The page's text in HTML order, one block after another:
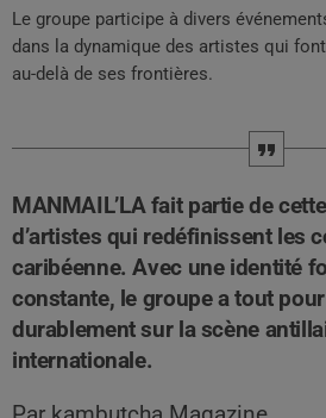
Le groupe participe à divers
dans la dynamique des artistes qui
au-delà de ses frontières.
MANMAIL’LA fait partie de
d’artistes qui redéfinissent les
caribéenne. Avec une identité
constante, le groupe a tout
durablement sur la scène
internationale.